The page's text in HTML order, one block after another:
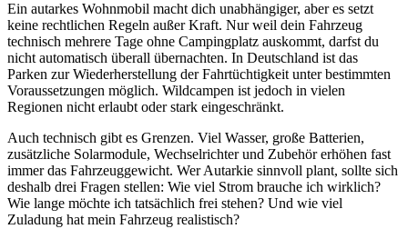
Ein autarkes Wohnmobil macht dich unabhängiger, aber es setzt
keine rechtlichen Regeln außer Kraft. Nur weil dein Fahrzeug
technisch mehrere Tage ohne Campingplatz auskommt, darfst du
nicht automatisch überall übernachten. In Deutschland ist das
Parken zur Wiederherstellung der Fahrtüchtigkeit unter bestimmten
Voraussetzungen möglich. Wildcampen ist jedoch in vielen
Regionen nicht erlaubt oder stark eingeschränkt.
Auch technisch gibt es Grenzen. Viel Wasser, große Batterien,
zusätzliche Solarmodule, Wechselrichter und Zubehör erhöhen fast
immer das Fahrzeuggewicht. Wer Autarkie sinnvoll plant, sollte sich
deshalb drei Fragen stellen: Wie viel Strom brauche ich wirklich?
Wie lange möchte ich tatsächlich frei stehen? Und wie viel
Zuladung hat mein Fahrzeug realistisch?